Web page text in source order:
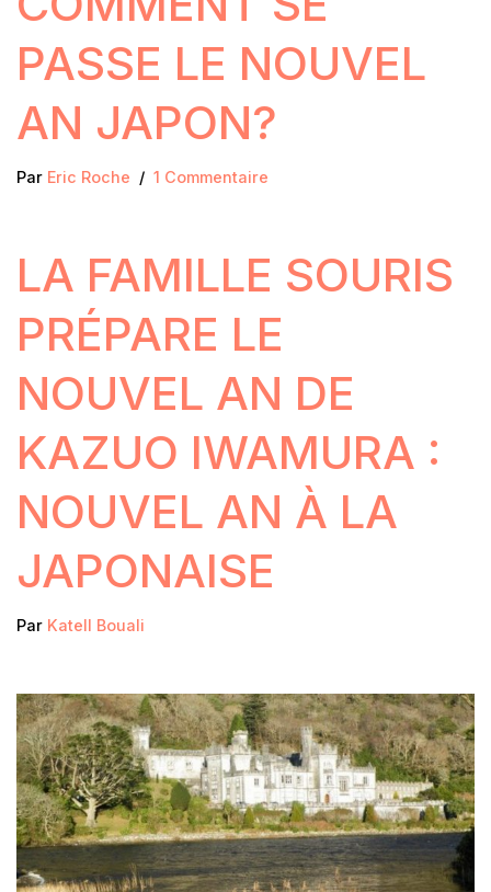
PASSE LE NOUVEL
AN JAPON?
Par Eric Roche 1 Commentaire
LA FAMILLE SOURIS
PRÉPARE LE
NOUVEL AN DE
KAZUO IWAMURA :
NOUVEL AN À LA
JAPONAISE
Par Katell Bouali